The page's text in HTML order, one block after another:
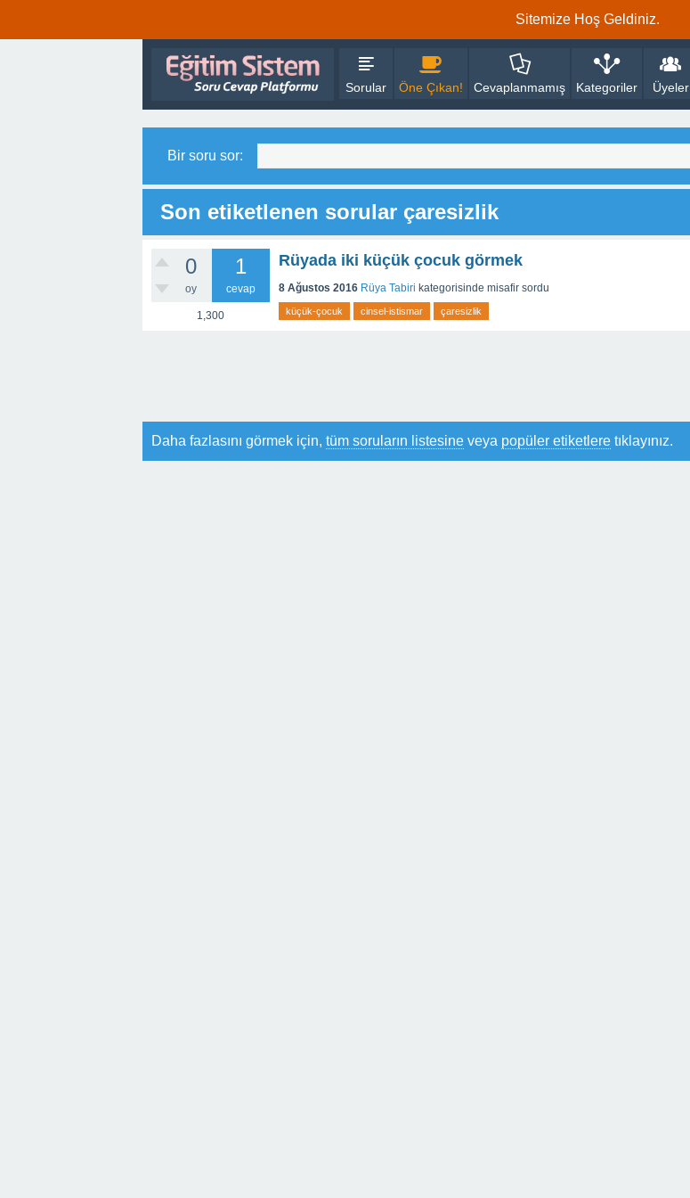
Sitemize Hoş Geldiniz.
Sorular Öne Çıkan! Cevaplanmamış Kategoriler Üyeler
Bir soru sor:
Son etiketlenen sorular çaresizlik
0
oy
1
cevap
1,300
Rüyada iki küçük çocuk görmek
8 Ağustos 2016 Rüya Tabiri kategorisinde misafir sordu
küçük-çocuk cinsel-istismar çaresizlik
Daha fazlasını görmek için, tüm soruların listesine veya popüler etiketlere tıklayınız.